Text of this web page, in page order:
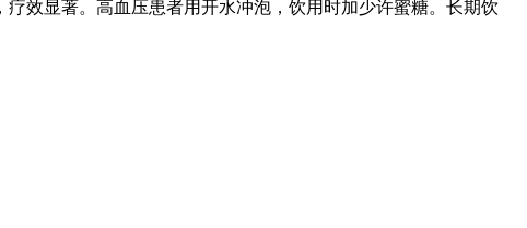
效显著。高血压患者用开水冲泡，饮用时加少许蜜糖。长期饮